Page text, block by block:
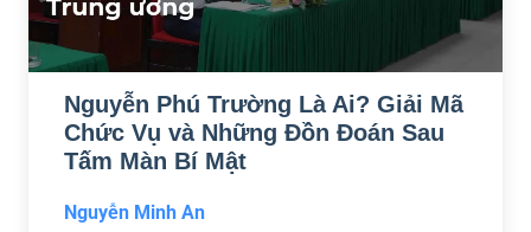
Nguyễn Phú Trường Là Ai? Giải Mã
Chức Vụ và Những Đồn Đoán Sau
Tấm Màn Bí Mật
Nguyễn Minh An